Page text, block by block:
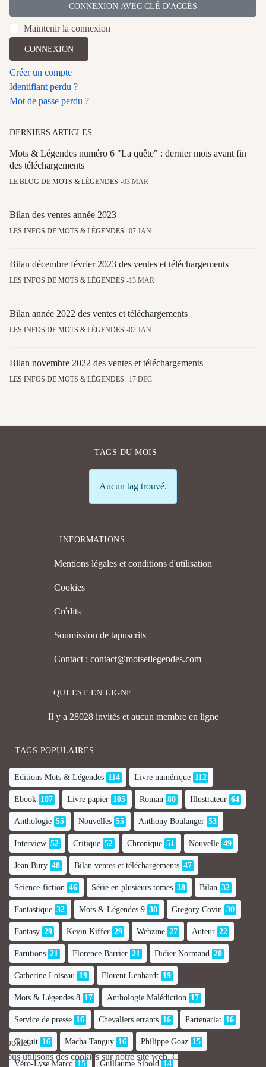
CONNEXION AVEC CLÉ D'ACCÈS
Maintenir la connexion
CONNEXION
Créer un compte
Identifiant perdu ?
Mot de passe perdu ?
DERNIERS ARTICLES
Mots & Légendes numéro 6 "La quête" : dernier mois avant fin
des téléchargements
LE BLOG DE MOTS & LÉGENDES 03.MAR
Bilan des ventes année 2023
LES INFOS DE MOTS & LÉGENDES 07.JAN
Bilan décembre février 2023 des ventes et téléchargements
LES INFOS DE MOTS & LÉGENDES 13.MAR
Bilan année 2022 des ventes et téléchargements
LES INFOS DE MOTS & LÉGENDES 02.JAN
Bilan novembre 2022 des ventes et téléchargements
LES INFOS DE MOTS & LÉGENDES 17.DÉC
TAGS DU MOIS
Info
Aucun tag trouvé.
INFORMATIONS
Mentions légales et conditions d'utilisation
Cookies
Crédits
Soumission de tapuscrits
Contact : contact@motsetlegendes.com
QUI EST EN LIGNE
Il y a 28028 invités et aucun membre en ligne
TAGS POPULAIRES
Editions Mots & Légendes 114 Livre numérique 112
Ebook 107 Livre papier 105 Roman 80 Illustrateur 64
Anthologie 55 Nouvelles 55 Anthony Boulanger 53
Interview 52 Critique 52 Chronique 51 Nouvelle 49
Jean Bury 48 Bilan ventes et téléchargements 47
Science-fiction 46 Série en plusieurs tomes 38 Bilan 32
Fantastique 32 Mots & Légendes 9 30 Gregory Covin 30
Fantasy 29 Kevin Kiffer 29 Webzine 27 Auteur 22
Parutions 21 Florence Barrier 21 Didier Normand 20
Catherine Loiseau 19 Florent Lenhardt 19
Mots & Légendes 8 17 Anthologie Malédiction 17
Service de presse 16 Chevaliers errants 16 Partenariat 16
Gratuit 16 Macha Tanguy 16 Philippe Goaz 15
Véro-Lyse Marcq 15 Guillaume Sibold 14
Cookies
Nous utilisons des cookies sur notre site web. Certains d’entre eux sont